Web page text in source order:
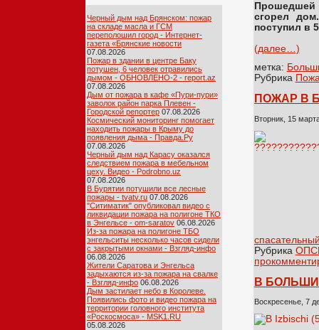
Черный дым над Брянском: пожар
на складе масла и ГСМ
переполошил город - Интернет-
газета «Брянские новости
07.08.2026
Пожар в здании в центре Баку
потушен, 6 человек отравились
дымом - ОБНОВЛЕНО-2 - report.az
07.08.2026
Дым от пожара в кафе «Пури-пури»
заволок район парка Плевен -
Городской репортер 07.08.2026
Космический мониторинг помогает
находить пожары в Крыму до
появления дыма - Правда.Ру
07.08.2026
Черный дым над Карасу оказался
следствием пожара в мебельном
цеху. Видео - Podrobno.uz
07.08.2026
В Бурятии потушили все лесные
пожары - tvatv.ru 07.08.2026
"Ситиматик" опубликовал видео с
ликвидации пожара на полигоне ТКО
в Энгельсе - om-saratov 06.08.2026
Из-за пожара на полигоне ТБО
энгельситы несколько часов сидели
с закрытыми окнами - Взгляд-инфо
06.08.2026
Жители Саратова и Энгельса
задыхаются из-за пожара на свалке
- Взгляд-инфо 06.08.2026
Дым застилает небо в Королеве.
Появились фото и видео пожара на
территории головного института
«Роскосмоса» - MSK1.RU
05.08.2026
Прошедшей
сгорел
поступил в
(далее…)
метка:
Рубрика
ПОЖАР В
Вторник, 15
Рубрика
В
Воскресенье, 7